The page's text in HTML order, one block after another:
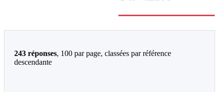
243 réponses, 100 par page, classées par référence
descendante